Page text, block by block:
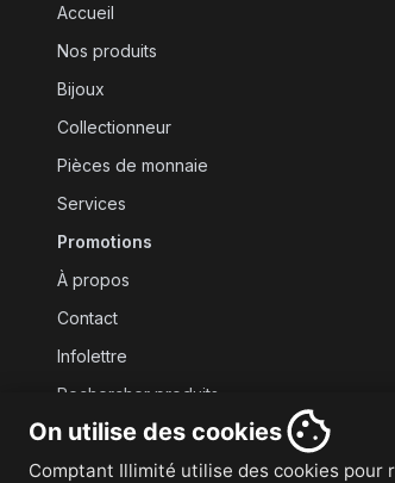
On utilise des cookies
Comptant Illimité utilise des cookies pour
Accueil
Nos produits
Bijoux
Collectionneur
Pièces de monnaie
Services
Promotions
À propos
Contact
Infolettre
Rechercher produits